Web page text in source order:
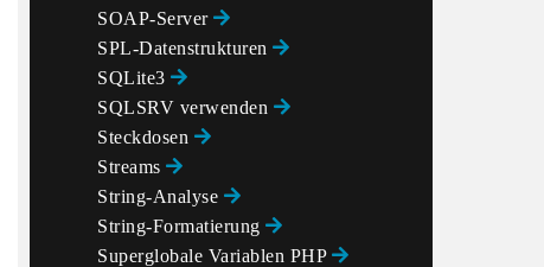
SOAP-Server
SPL-Datenstrukturen
SQLite3
SQLSRV verwenden
Steckdosen
Streams
String-Analyse
String-Formatierung
Superglobale Variablen PHP